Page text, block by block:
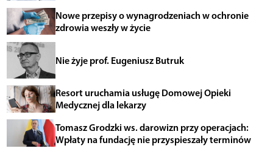
Nowe przepisy o wynagrodzeniach w ochronie
zdrowia weszły w życie
Nie żyje prof. Eugeniusz Butruk
Resort uruchamia usługę Domowej Opieki
Medycznej dla lekarzy
Tomasz Grodzki ws. darowizn przy operacjach:
Wpłaty na fundację nie przyspieszały terminów